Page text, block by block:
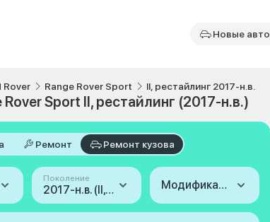
Новые авто
Rover Range Rover Sport II, рестайлинг 2017-н.в.
Sport II, рестайлинг (2017-н.в.)
Ремонт Ремонт кузова
Поколение
2017-н.в. (II, рестайлинг) Модификация